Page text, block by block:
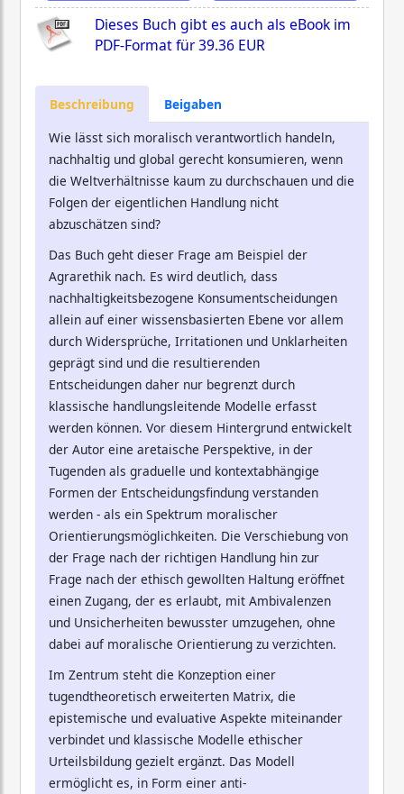
Dieses Buch gibt es auch als eBook im
PDF-Format für39.36 EUR
Beschreibung
Beigaben
Wie lässt sich moralisch verantwortlich handeln,
nachhaltig und global gerecht konsumieren, wenn
die Weltverhältnisse kaum zu durchschauen und die
Folgen der eigentlichen Handlung nicht
abzuschätzen sind?
Das Buch geht dieser Frage am Beispiel der
Agrarethik nach. Es wird deutlich, dass
nachhaltigkeitsbezogene Konsumentscheidungen
allein auf einer wissensbasierten Ebene vor allem
durch Widersprüche, Irritationen und Unklarheiten
geprägt sind und die resultierenden
Entscheidungen daher nur begrenzt durch
klassische handlungsleitende Modelle erfasst
werden können. Vor diesem Hintergrund entwickelt
der Autor eine aretaische Perspektive, in der
Tugenden als graduelle und kontextabhängige
Formen der Entscheidungsfindung verstanden
werden - als ein Spektrum moralischer
Orientierungsmöglichkeiten. Die Verschiebung von
der Frage nach der richtigen Handlung hin zur
Frage nach der ethisch gewollten Haltung eröffnet
einen Zugang, der es erlaubt, mit Ambivalenzen
und Unsicherheiten bewusster umzugehen, ohne
dabei auf moralische Orientierung zu verzichten.
Im Zentrum steht die Konzeption einer
tugendtheoretisch erweiterten Matrix, die
epistemische und evaluative Aspekte miteinander
verbindet und klassische Modelle ethischer
Urteilsbildung gezielt ergänzt. Das Modell
ermöglicht es, in Form einer anti-